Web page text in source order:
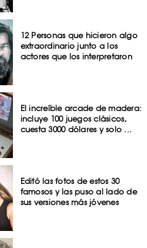
12 Personas que hicieron algo
extraordinario junto a los
actores que los interpretaron
El increíble arcade de madera:
incluye 100 juegos clásicos,
cuesta 3000 dólares y solo ...
Editó las fotos de estos 30
famosos y las puso al lado de
sus versiones más jóvenes